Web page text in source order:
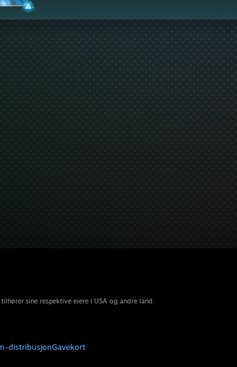
sine respektive eiere i USA og andre land.
distribusjonGavekort